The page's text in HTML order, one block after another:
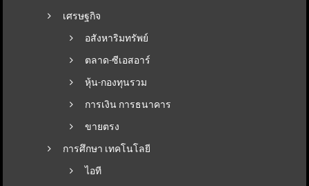
เศรษฐกิจ
อสังหาริมทรัพย์
ตลาด-ซีเอสอาร์
หุ้น-กองทุนรวม
การเงิน การธนาคาร
ขายตรง
การศึกษา เทคโนโลยี
ไอที